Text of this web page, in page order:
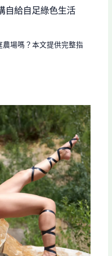
自給自足綠色生活
場嗎？本文提供完整指